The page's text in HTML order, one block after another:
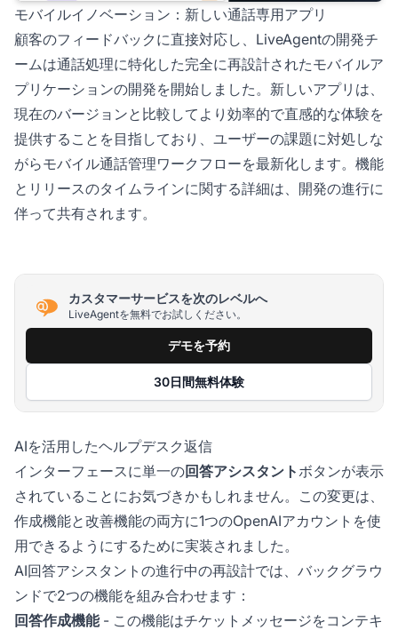
モバイルイノベーション：新しい通話専用アプリ
顧客のフィードバックに直接対応し、LiveAgentの開発チ
ームは通話処理に特化した完全に再設計されたモバイルア
プリケーションの開発を開始しました。新しいアプリは、
現在のバージョンと比較してより効率的で直感的な体験を
提供することを目指しており、ユーザーの課題に対処しな
がらモバイル通話管理ワークフローを最新化します。機能
とリリースのタイムラインに関する詳細は、開発の進行に
伴って共有されます。
カスタマーサービスを次のレベルへ
LiveAgentを無料でお試しください。
デモを予約
30日間無料体験
AIを活用したヘルプデスク返信
インターフェースに単一の回答アシスタント ボタンが表示
されていることにお気づきかもしれません。この変更は、
作成機能と改善機能の両方に1つのOpenAIアカウントを使
用できるようにするために実装されました。
AI回答アシスタントの進行中の再設計では、バックグラウ
ンドで2つの機能を組み合わせます：
回答作成機能- この機能はチケットメッセージをコンテキ